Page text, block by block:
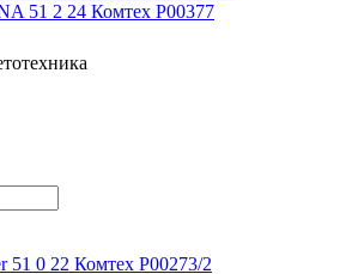
51 2 24 Комтех P00377